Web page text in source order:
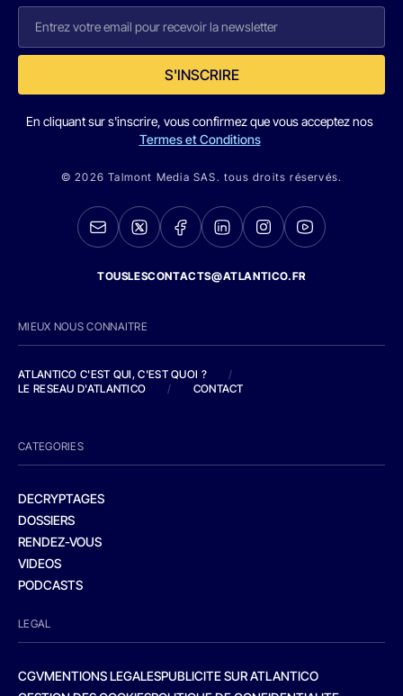
S'INSCRIRE
En cliquant sur s'inscrire, vous confirmez que vous acceptez nos
Termes et Conditions
© 2026 Talmont Media SAS. tous droits réservés.
TOUSLESCONTACTS@ATLANTICO.FR
MIEUX NOUS CONNAITRE
ATLANTICO C'EST QUI, C'EST QUOI ?
/
LE RESEAU D'ATLANTICO
/ CONTACT
CATEGORIES
DECRYPTAGES
DOSSIERS
RENDEZ-VOUS
VIDEOS
PODCASTS
LEGAL
CGVMENTIONS LEGALESPUBLICITE SUR ATLANTICO